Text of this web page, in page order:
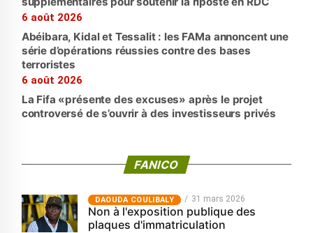
6 août 2026
Abéibara, Kidal et Tessalit : les FAMa annoncent une
série d’opérations réussies contre des bases
terroristes
6 août 2026
La Fifa «présente des excuses» après le projet
controversé de s’ouvrir à des investisseurs privés
FANICO
‎DAOUDA COULIBALY 31 mars 2026
Non à l'exposition publique des
plaques d'immatriculation